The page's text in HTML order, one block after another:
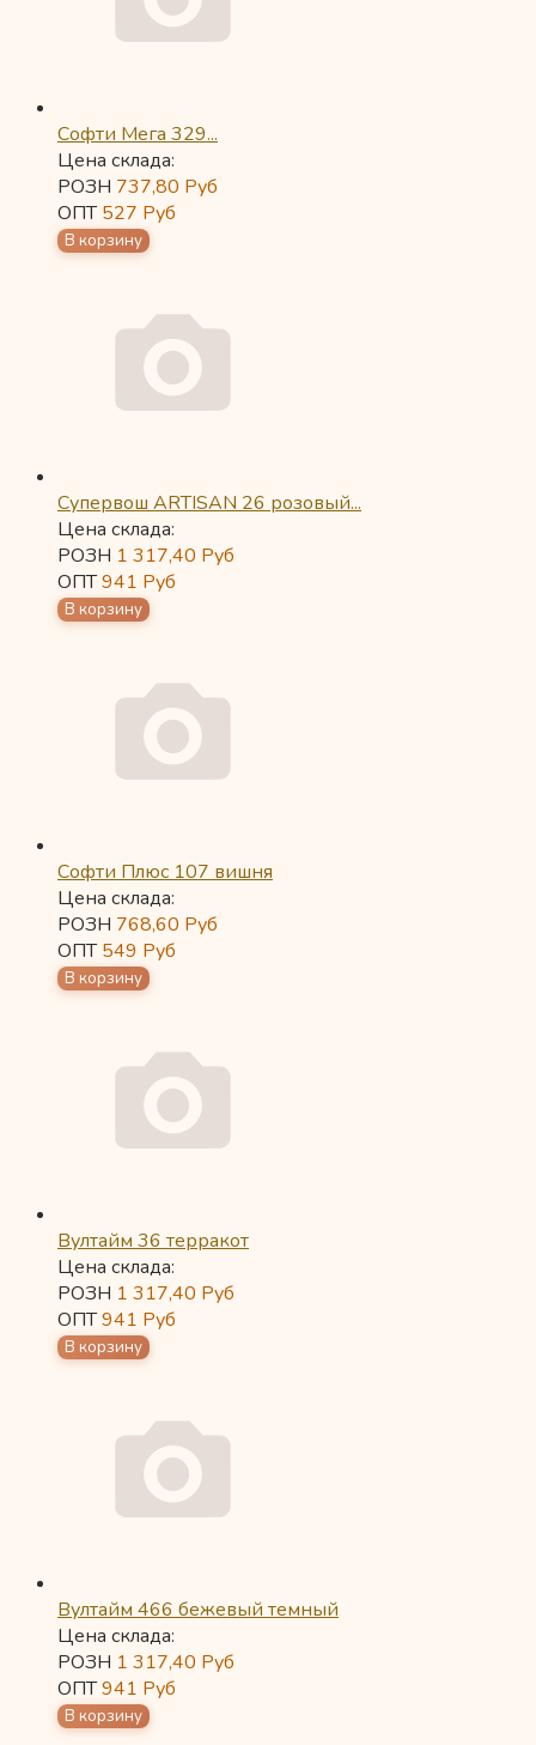
Софти Мега 329...
Цена склада:
РОЗН 737,80 Руб
ОПТ527 Руб
Супервош ARTISAN 26 розовый...
Цена склада:
РОЗН 1 317,40 Руб
ОПТ941 Руб
Софти Плюс 107 вишня
Цена склада:
РОЗН 768,60 Руб
ОПТ549 Руб
Вултайм 36 терракот
Цена склада:
РОЗН 1 317,40 Руб
ОПТ941 Руб
Вултайм 466 бежевый темный
Цена склада:
РОЗН 1 317,40 Руб
ОПТ941 Руб